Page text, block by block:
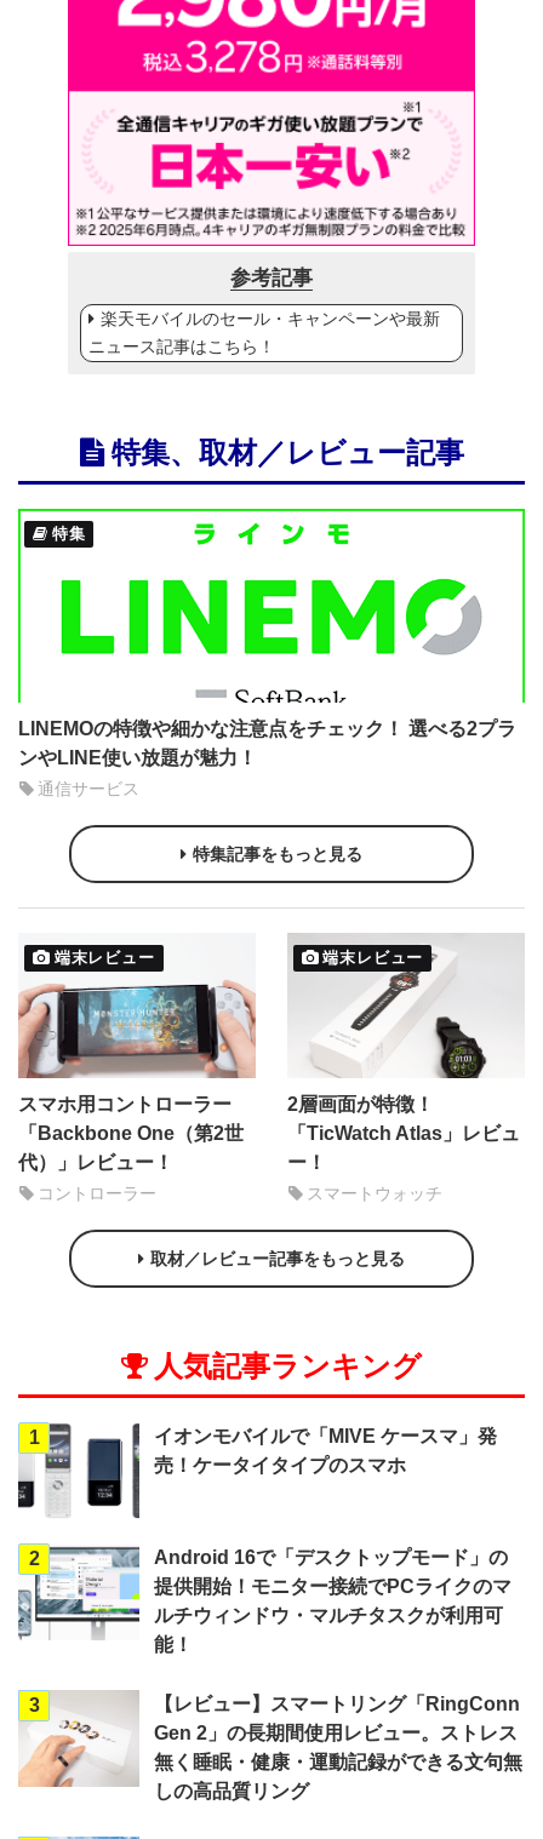
参考記事
楽天モバイルのセール・キャンペーンや最新
ニュース記事はこちら！
特集、取材／レビュー記事
特集
LINEMOの特徴や細かな注意点をチェック！ 選べる2プラ
ンやLINE使い放題が魅力！
通信サービス
特集記事をもっと見る
端末レビュー
スマホ用コントローラー
「Backbone One（第2世
代）」レビュー！
コントローラー
端末レビュー
2層画面が特徴！
「TicWatch Atlas」レビュ
ー！
スマートウォッチ
取材／レビュー記事をもっと見る
人気記事ランキング
1
イオンモバイルで「MIVE ケースマ」発
売！ケータイタイプのスマホ
2
Android 16で「デスクトップモード」の
提供開始！モニター接続でPCライクのマ
ルチウィンドウ・マルチタスクが利用可
能！
3
【レビュー】スマートリング「RingConn
Gen 2」の長期間使用レビュー。ストレス
無く睡眠・健康・運動記録ができる文句無
しの高品質リング